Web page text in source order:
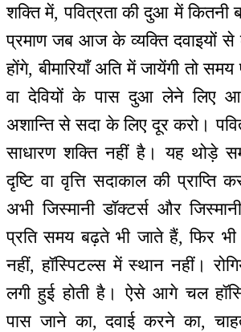
शक्ति में, पवित्रता की दुआ में कितनी
प्रमाण जब आज के व्यक्ति दवाइयों
होंगे, बीमारियाँ अति में जायेंगी तो
वा देवियों के पास दुआ लेने लिए
अशान्ति से सदा के लिए दूर करो।
साधारण शक्ति नहीं है। यह थोड़े
दृष्टि वा वृत्ति सदाकाल की प्राप्ति
अभी जिस्मानी डॉक्टर्स और
प्रति समय बढ़ते भी जाते हैं, फिर भी
नहीं, हॉस्पिटल्स में स्थान नहीं।
लगी हुई होती है। ऐसे आगे चल
पास जाने का, दवाई करने का,